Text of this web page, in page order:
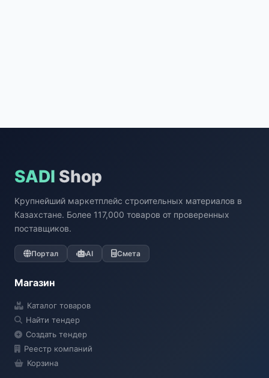
SADI Shop
Крупнейший маркетплейс строительных материалов в
Казахстане. Более 117,000 товаров от проверенных
поставщиков.
Портал AI Смета
Магазин
Каталог товаров
Найти тендер
Создать тендер
Реестр компаний
Корзина